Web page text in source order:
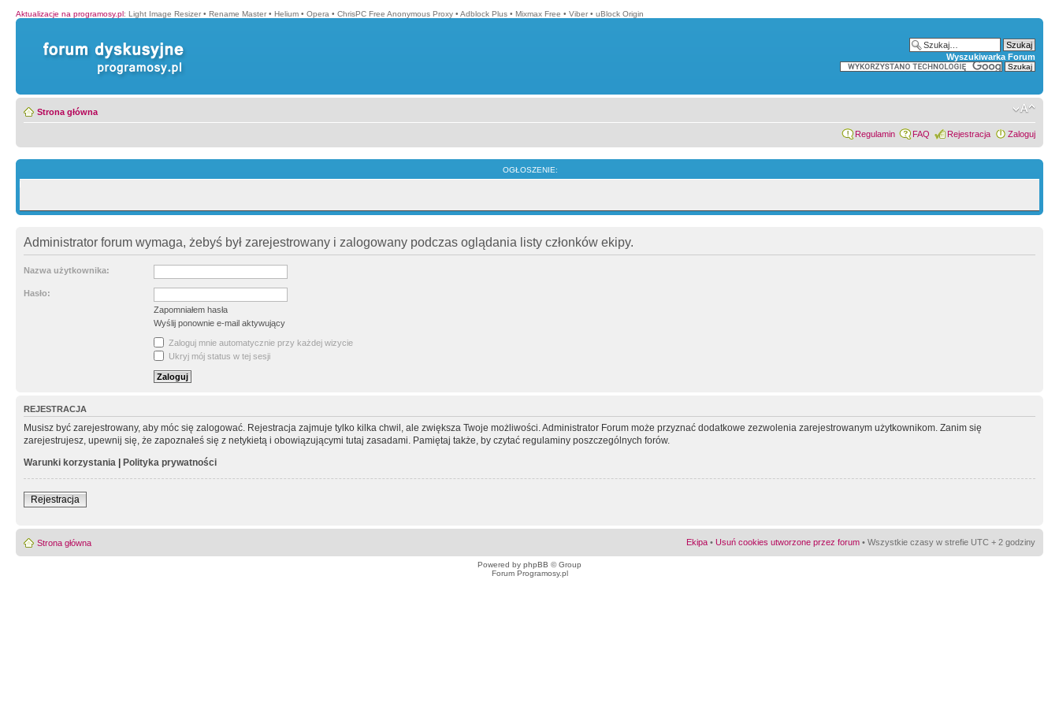
Aktualizacje na programosy.pl: Light Image Resizer • Rename Master • Helium • Opera • ChrisPC Free Anonymous Proxy • Adblock Plus • Mixmax Free • Viber • uBlock Origin
Wyszukiwarka Forum
Strona główna
Regulamin FAQ Rejestracja Zaloguj
OGŁOSZENIE:
Administrator forum wymaga, żebyś był zarejestrowany i zalogowany podczas oglądania listy członków ekipy.
Nazwa użytkownika:
Hasło:
Zapomniałem hasła
Wyślij ponownie e-mail aktywujący
Zaloguj mnie automatycznie przy każdej wizycie
Ukryj mój status w tej sesji
REJESTRACJA
Musisz być zarejestrowany, aby móc się zalogować. Rejestracja zajmuje tylko kilka chwil, ale zwiększa Twoje możliwości. Administrator Forum może przyznać dodatkowe zezwolenia zarejestrowanym użytkownikom. Zanim się
zarejestrujesz, upewnij się, że zapoznałeś się z netykietą i obowiązującymi tutaj zasadami. Pamiętaj także, by czytać regulaminy poszczególnych forów.
Warunki korzystania | Polityka prywatności
Rejestracja
Strona główna Ekipa • Usuń cookies utworzone przez forum • Wszystkie czasy w strefie UTC + 2 godziny
Powered by phpBB © Group
Forum Programosy.pl